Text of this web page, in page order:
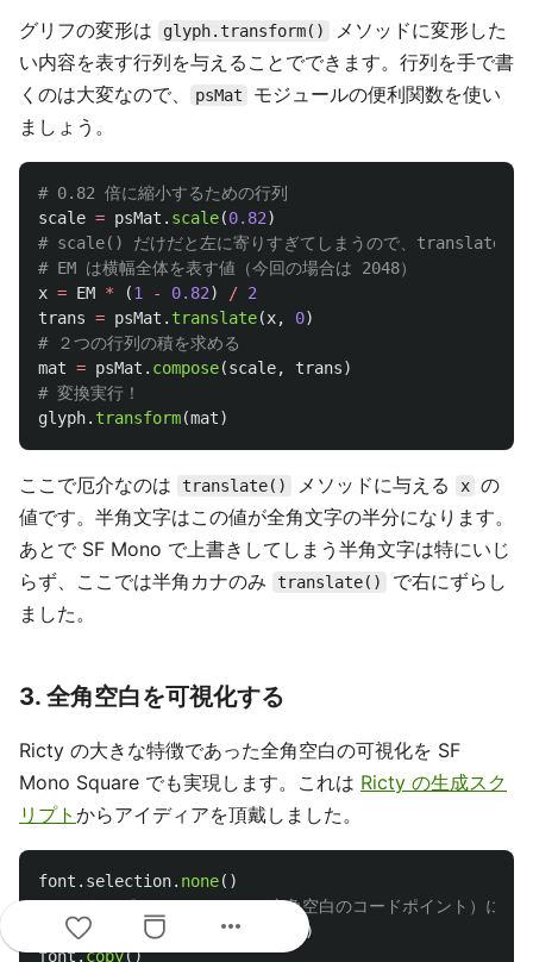
グリフの変形は glyph.transform()
メソッドに変形した
い内容を表す行列を与えることでできます。行列を手で書
くのは大変なので、
psMat
モジュールの便利関数を使い
ましょう。
scale = psMat . scale(0.82)
# scale() だけだと左に寄りすぎてしまうので、translate()
x = EM * (1 - 0.82) / 2
trans = psMat . translate(x, 0)
mat = psMat . compose(scale, trans)
glyph. transform(mat)
ここで厄介なのは translate() メソッドに与える x の
値です。半角文字はこの値が全角文字の半分になります。
あとで SF Mono で上書きしてしまう半角文字は特にいじ
らず、ここでは半角カナのみ
translate()
で右にずらし
ました。
3. 全角空白を可視化する
Ricty の大きな特徴であった全角空白の可視化を SF
Mono Square でも実現します。これは Ricty の生成スク
リプト からアイディアを頂戴しました。
font . selection. none()
font .selection select(
)
font.copy()
more_horiz